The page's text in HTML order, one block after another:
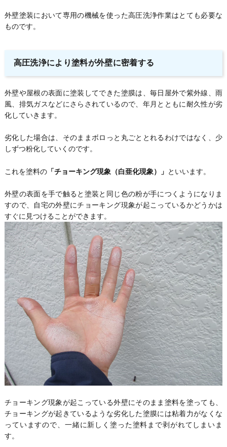
外壁塗装において専用の機械を使った高圧洗浄作業はとても必要な
ものです。
高圧洗浄により塗料が外壁に密着する
外壁や屋根の表面に塗装してできた塗膜は、毎日屋外で紫外線、雨
風、排気ガスなどにさらされているので、年月とともに耐久性が劣
化していきます。
劣化した場合は、そのままボロっと丸ごととれるわけではなく、少
しずつ粉化していくのです。
これを塗料の「チョーキング現象（白亜化現象）」 といいます。
外壁の表面を手で触ると塗装と同じ色の粉が手につくようになりま
すので、自宅の外壁にチョーキング現象が起こっているかどうかは
すぐに見つけることができます。
チョーキング現象が起こっている外壁にそのまま塗料を塗っても、
チョーキングが起きているような劣化した塗膜には粘着力がなくな
っていますので、一緒に新しく塗った塗料まで剥がれてしまいま
す。